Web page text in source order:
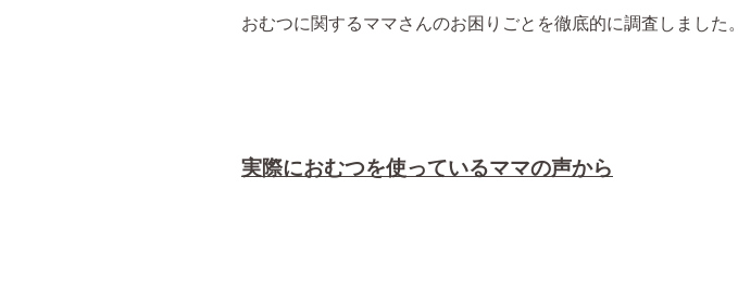
おむつに関するママさんのお困りごとを徹底的に調査しました。
実際におむつを使っているママの声から